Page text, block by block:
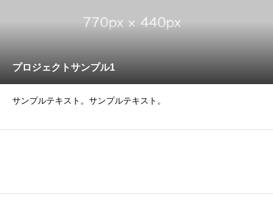
プロジェクトサンプル1
サンプルテキスト。サンプルテキスト。